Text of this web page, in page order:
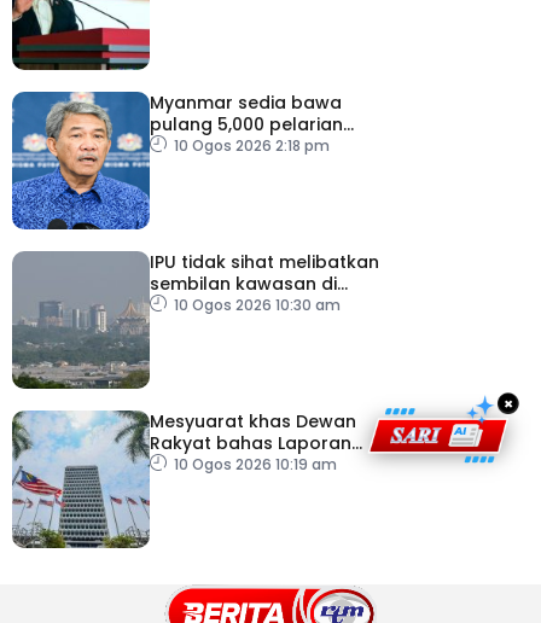
Myanmar sedia bawa
pulang 5,000 pelarian
guna kapal
10 Ogos 2026 2:18 pm
IPU tidak sihat melibatkan
sembilan kawasan di
Sarawak
10 Ogos 2026 10:30 am
Mesyuarat khas Dewan
Rakyat bahas Laporan
RCI Tabung Haji, esok
10 Ogos 2026 10:19 am
×